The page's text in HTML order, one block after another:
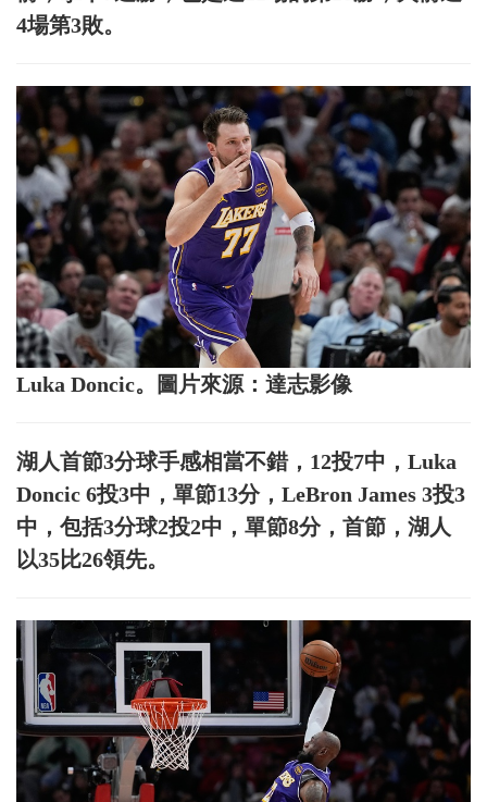
4場第3敗。
Luka Doncic。圖片來源：達志影像
湖人首節3分球手感相當不錯，12投7中，Luka
Doncic 6投3中，單節13分，LeBron James 3投3
中，包括3分球2投2中，單節8分，首節，湖人
以35比26領先。